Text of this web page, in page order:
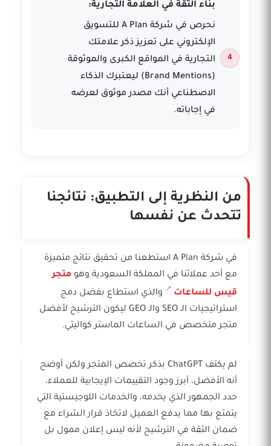
بناء الثقة في العلامة التجارية:
نحرص في شركة A Plan للتسويق
الإلكتروني على تعزيز ذكر علامتك
التجارية في المواقع الكبرى والموثوقة
(Brand Mentions) ليعتبرك الذكاء
الاصطناعي أنك مصدر موثوق لعرضه
في إجاباته.
من النظرية إلى التطبيق: نتائجنا
تتحدث عن نفسها
في شركة A Plan استطعنا من تحقيق نتائج متميزة
مع أحد عملائنا في المملكة السعودية وهو متجر
قيس للساعات
والذي استطاع بفضل دمج
استراتيجيات الـ SEO والـ GEO ليكون الترشيح لأفضل
متجر متخصص في الساعات الماستر كواليتي.
لم يكتف ChatGPT بذكر تخصص المتجر ولكن أوضح
أنه الأفضل، أبرز وجود التقييمات الإيجابية للعملاء،
حدد الجمهور الذي يخدمه، والخدمات اللوجيستية التي
يتمتع بها مما يدفع العميل لاتخاذ قرار الشراء مع
ضمان الثقة في الترشيح لأنه ليس إعلان ممول بل